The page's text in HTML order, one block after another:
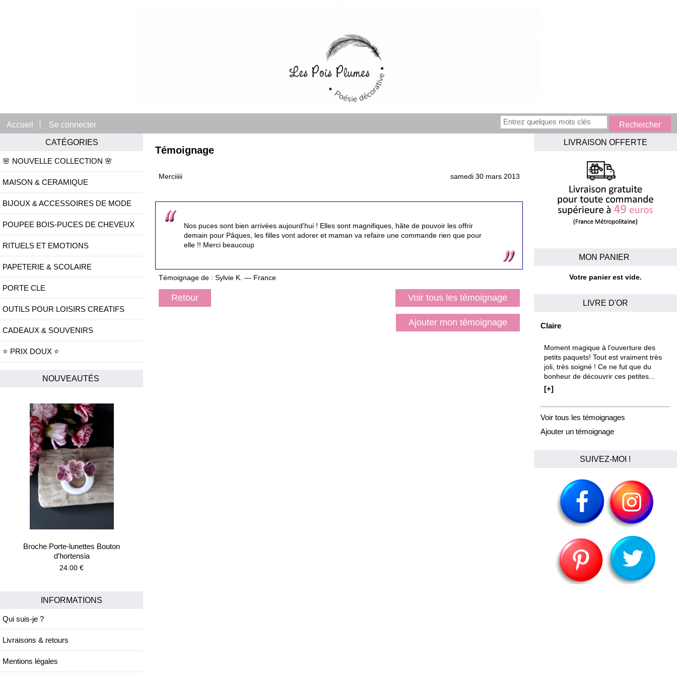
Accueil
Se connecter
CATÉGORIES
🌸 NOUVELLE COLLECTION 🌸
MAISON & CERAMIQUE
BIJOUX & ACCESSOIRES DE MODE
POUPEE BOIS-PUCES DE CHEVEUX
RITUELS ET EMOTIONS
PAPETERIE & SCOLAIRE
PORTE CLE
OUTILS POUR LOISIRS CREATIFS
CADEAUX & SOUVENIRS
⭐ PRIX DOUX ⭐
NOUVEAUTÉS
Broche Porte-lunettes Bouton
d'hortensia
24.00 €
INFORMATIONS
Qui suis-je ?
Livraisons & retours
Mentions légales
Témoignage
Merciiiii samedi 30 mars 2013
Nos puces sont bien arrivées aujourd'hui ! Elles sont magnifiques, hâte de pouvoir les offrir
demain pour Pâques, les filles vont adorer et maman va refaire une commande rien que pour
elle !! Merci beaucoup
Témoignage de : Sylvie K. — France
Retour Voir tous les témoignage
Ajouter mon témoignage
LIVRAISON OFFERTE
MON PANIER
Votre panier est vide.
LIVRE D'OR
Claire
Moment magique à l'ouverture des
petits paquets! Tout est vraiment très
joli, très soigné ! Ce ne fut que du
bonheur de découvrir ces petites...
[+]
Voir tous les témoignages
Ajouter un témoignage
SUIVEZ-MOI !